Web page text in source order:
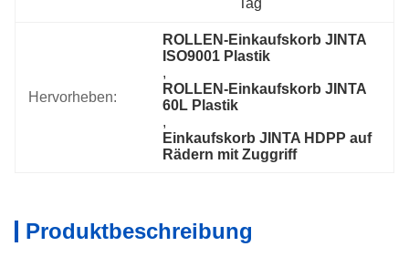
Tag
Hervorheben:
ROLLEN-Einkaufskorb JINTA
ISO9001 Plastik
,
ROLLEN-Einkaufskorb JINTA
60L Plastik
,
Einkaufskorb JINTA HDPP auf
Rädern mit Zuggriff
Produktbeschreibung